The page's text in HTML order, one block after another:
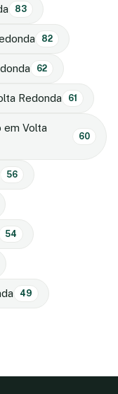
83
82
62
Redonda 61
em Volta
60
56
54
49